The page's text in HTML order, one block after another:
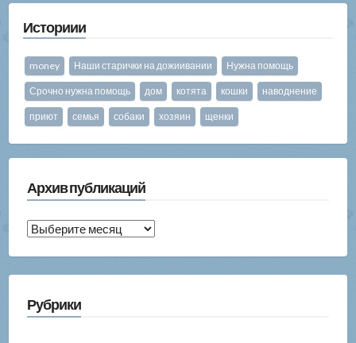
Историии
money Наши старички на дожиивании Нужна помощь
Срочно нужна помощь дом котята кошки наводнение
приют семья собаки хозяин щенки
Архив публикаций
Архив
Рубрики